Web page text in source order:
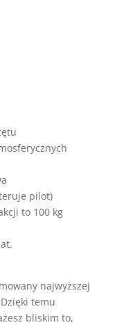
pilot)
to 100 kg
najwyższej
temu
bliskim to,